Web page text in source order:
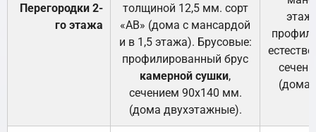
Перегородки 2-
го этажа
толщиной 12,5 мм. сорт
«АВ» (дома с мансардой
и в 1,5 этажа). Брусовые:
профилированный брус
камерной сушки,
сечением 90х140 мм.
(дома двухэтажные).
(дома